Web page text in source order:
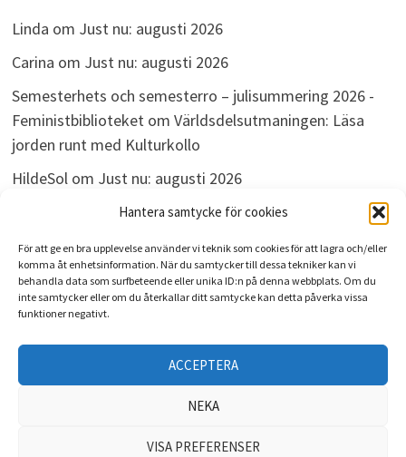
Hantera samtycke för cookies
För att ge en bra upplevelse använder vi teknik som cookies för att lagra och/eller
komma åt enhetsinformation. När du samtycker till dessa tekniker kan vi
behandla data som surfbeteende eller unika ID:n på denna webbplats. Om du
inte samtycker eller om du återkallar ditt samtycke kan detta påverka vissa
funktioner negativt.
ACCEPTERA
NEKA
VISA PREFERENSER
Linda om Just nu: augusti 2026
Carina om Just nu: augusti 2026
Semesterhets och semesterro – julisummering 2026 -
Feministbiblioteket om Världsdelsutmaningen: Läsa
jorden runt med Kulturkollo
HildeSol om Just nu: augusti 2026
omJust nu: augusti 2026
ARKIV